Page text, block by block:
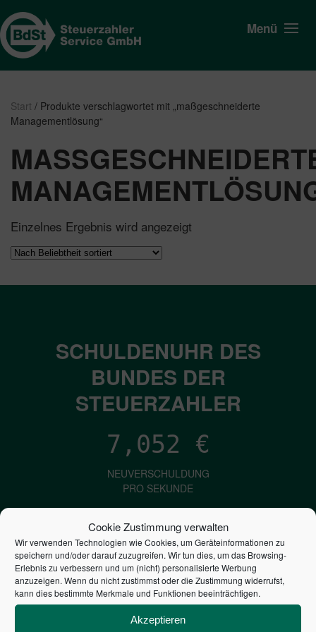
Cookie Zustimmung verwalten
Wir verwenden Technologien wie Cookies, um Geräteinformationen zu
speichern und/oder darauf zuzugreifen. Wir tun dies, um das Browsing-
Erlebnis zu verbessern und um (nicht) personalisierte Werbung
anzuzeigen. Wenn du nicht zustimmst oder die Zustimmung widerrufst,
kann dies bestimmte Merkmale und Funktionen beeinträchtigen.
Akzeptieren
Menü
Start / Produkte verschlagwortet mit „maßgeschneiderte
Managementlösung“
MASSGESCHNEIDERTE
ANAGEMENTLÖSUNG
Einzelnes Ergebnis wird angezeigt
SCHULDENUHR DES
BUNDES DER
STEUERZAHLER
7,052 €
NEUVERSCHULDUNG
PRO SEKUNDE
1,601€
ZINSEN
PRO SEKUNDE